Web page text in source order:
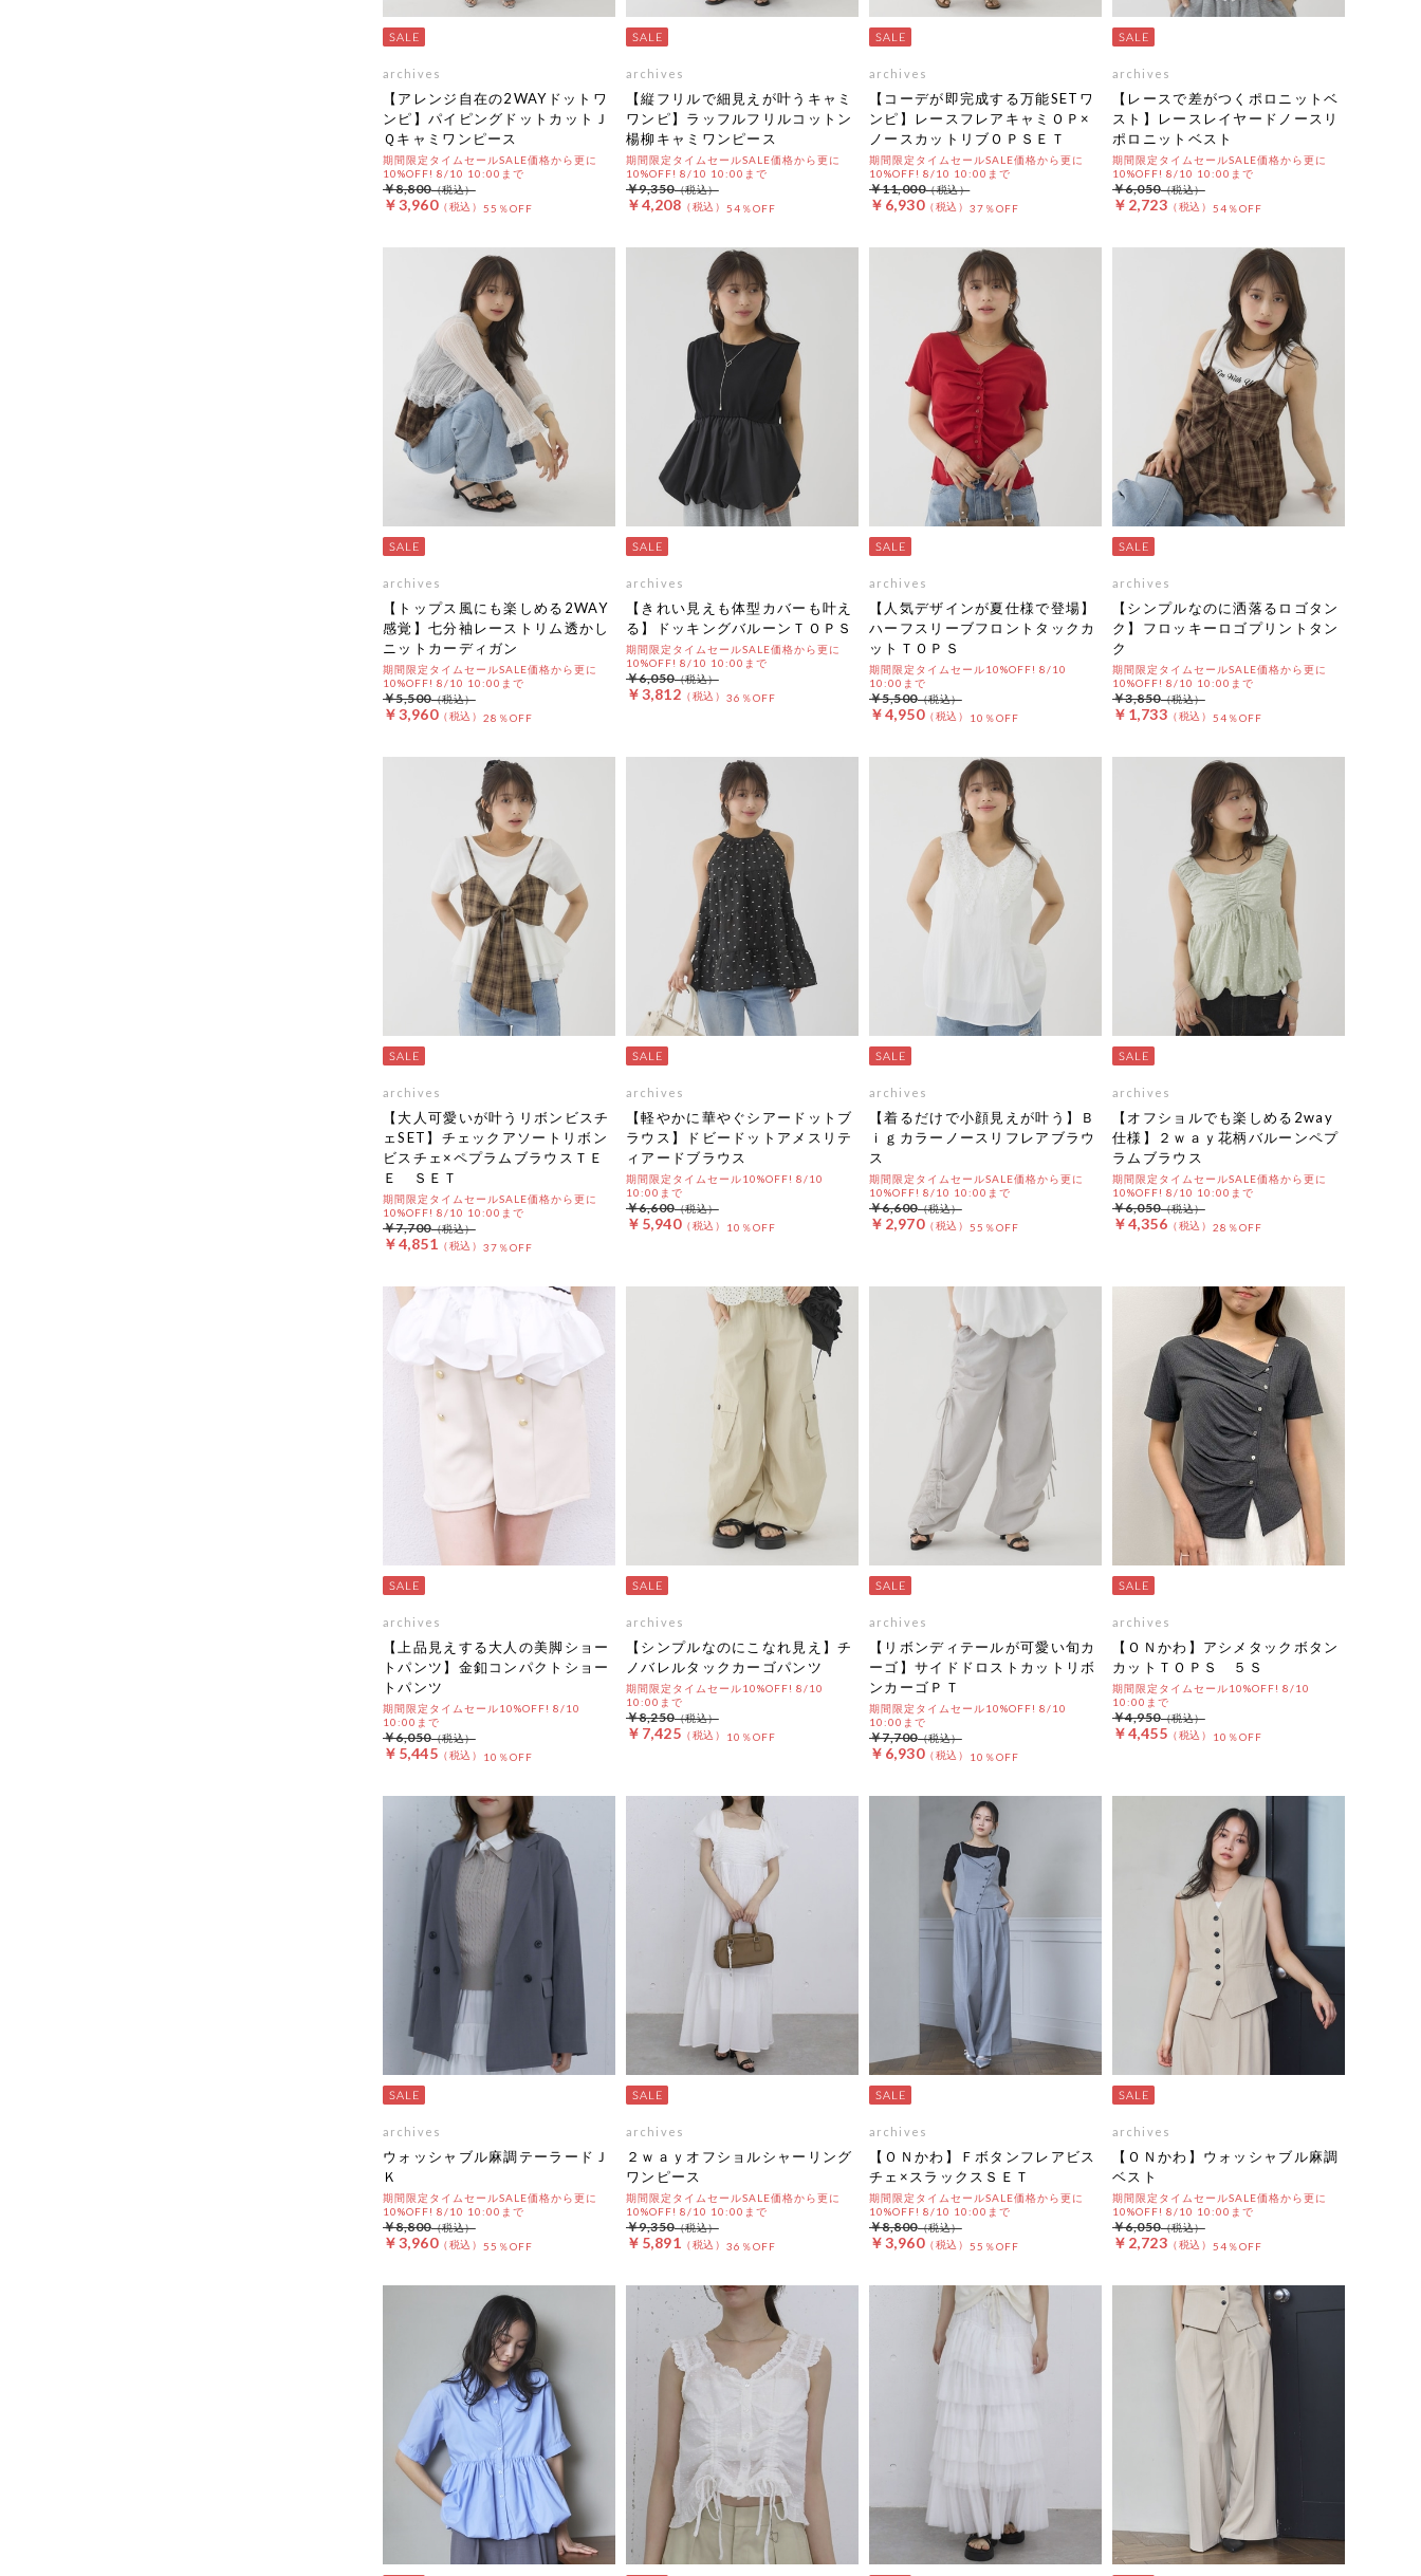
archives
【アレンジ自在の2WAYドットワ
ンピ】パイピングドットカットＪ
Ｑキャミワンピース
期間限定タイムセールSALE価格から更に
10%OFF! 8/10 10:00まで
￥3,960 55％OFF
￥8,800
archives
【縦フリルで細見えが叶うキャミ
ワンピ】ラッフルフリルコットン
楊柳キャミワンピース
期間限定タイムセールSALE価格から更に
10%OFF! 8/10 10:00まで
￥4,208 54％OFF
￥9,350
archives
【コーデが即完成する万能SETワ
ンピ】レースフレアキャミＯＰ×
ノースカットリブＯＰＳＥＴ
期間限定タイムセールSALE価格から更に
10%OFF! 8/10 10:00まで
￥6,930 37％OFF
￥11,000
archives
【レースで差がつくポロニットベ
スト】レースレイヤードノースリ
ポロニットベスト
期間限定タイムセールSALE価格から更に
10%OFF! 8/10 10:00まで
￥2,723 54％OFF
￥6,050
archives
【トップス風にも楽しめる2WAY
感覚】七分袖レーストリム透かし
ニットカーディガン
期間限定タイムセールSALE価格から更に
10%OFF! 8/10 10:00まで
￥3,960 28％OFF
￥5,500
archives
【きれい見えも体型カバーも叶え
る】ドッキングバルーンＴＯＰＳ
期間限定タイムセールSALE価格から更に
10%OFF! 8/10 10:00まで
￥3,812 36％OFF
￥6,050
archives
【人気デザインが夏仕様で登場】
ハーフスリーブフロントタックカ
ットＴＯＰＳ
期間限定タイムセール10%OFF! 8/10
10:00まで
￥4,950 10％OFF
￥5,500
archives
【シンプルなのに洒落るロゴタン
ク】フロッキーロゴプリントタン
ク
期間限定タイムセールSALE価格から更に
10%OFF! 8/10 10:00まで
￥1,733 54％OFF
￥3,850
archives
【大人可愛いが叶うリボンビスチ
ェSET】チェックアソートリボン
ビスチェ×ペプラムブラウスＴＥ
Ｅ ＳＥＴ
期間限定タイムセールSALE価格から更に
10%OFF! 8/10 10:00まで
￥4,851 37％OFF
￥7,700
archives
【軽やかに華やぐシアードットブ
ラウス】ドビードットアメスリテ
ィアードブラウス
期間限定タイムセール10%OFF! 8/10
10:00まで
￥5,940 10％OFF
￥6,600
archives
【着るだけで小顔見えが叶う】Ｂ
ｉｇカラーノースリフレアブラウ
ス
期間限定タイムセールSALE価格から更に
10%OFF! 8/10 10:00まで
￥2,970 55％OFF
￥6,600
archives
【オフショルでも楽しめる2way
仕様】２ｗａｙ花柄バルーンペプ
ラムブラウス
期間限定タイムセールSALE価格から更に
10%OFF! 8/10 10:00まで
￥4,356 28％OFF
￥6,050
archives
【上品見えする大人の美脚ショー
トパンツ】金釦コンパクトショー
トパンツ
期間限定タイムセール10%OFF! 8/10
10:00まで
￥5,445 10％OFF
￥6,050
archives
【シンプルなのにこなれ見え】チ
ノバレルタックカーゴパンツ
期間限定タイムセール10%OFF! 8/10
10:00まで
￥7,425 10％OFF
￥8,250
archives
【リボンディテールが可愛い旬カ
ーゴ】サイドドロストカットリボ
ンカーゴＰＴ
期間限定タイムセール10%OFF! 8/10
10:00まで
￥6,930 10％OFF
￥7,700
archives
【ＯＮかわ】アシメタックボタン
カットＴＯＰＳ ５Ｓ
期間限定タイムセール10%OFF! 8/10
10:00まで
￥4,455 10％OFF
￥4,950
archives
ウォッシャブル麻調テーラードＪ
Ｋ
期間限定タイムセールSALE価格から更に
10%OFF! 8/10 10:00まで
￥3,960 55％OFF
￥8,800
archives
２ｗａｙオフショルシャーリング
ワンピース
期間限定タイムセールSALE価格から更に
10%OFF! 8/10 10:00まで
￥5,891 36％OFF
￥9,350
archives
【ＯＮかわ】Ｆボタンフレアビス
チェ×スラックスＳＥＴ
期間限定タイムセールSALE価格から更に
10%OFF! 8/10 10:00まで
￥3,960 55％OFF
￥8,800
archives
【ＯＮかわ】ウォッシャブル麻調
ベスト
期間限定タイムセールSALE価格から更に
10%OFF! 8/10 10:00まで
￥2,723 54％OFF
￥6,050